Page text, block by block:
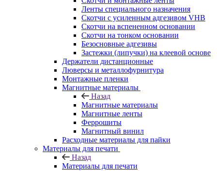
Ленты специального назначения
Скотчи с усиленным адгезивом VHB
Скотчи на вспененном основании
Скотчи на тонком основании
Безосновные адгезивы
Застежки (липучки) на клеевой основе
Держатели дистанционные
Люверсы и металлофурнитура
Монтажные пленки
Магнитные материалы
Назад
Магнитные материалы
Магнитные ленты
Феррошиты
Магнитный винил
Расходные материалы для пайки
Материалы для печати
Назад
Материалы для печати